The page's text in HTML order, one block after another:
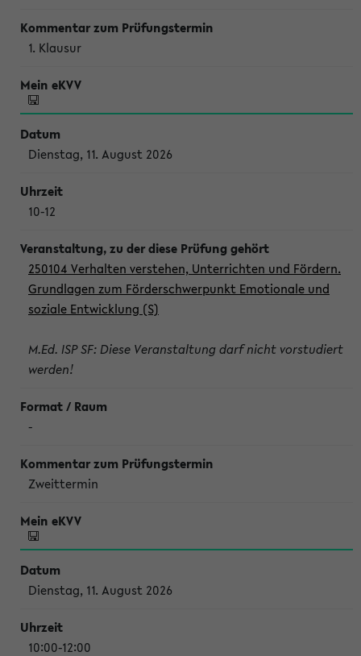
1. Klausur
Dienstag, 11. August 2026
10-12
250104 Verhalten verstehen, Unterrichten und Fördern.
Grundlagen zum Förderschwerpunkt Emotionale und
soziale Entwicklung (S)
M.Ed. ISP SF: Diese Veranstaltung darf nicht vorstudiert
werden!
-
Zweittermin
Dienstag, 11. August 2026
10:00-12:00